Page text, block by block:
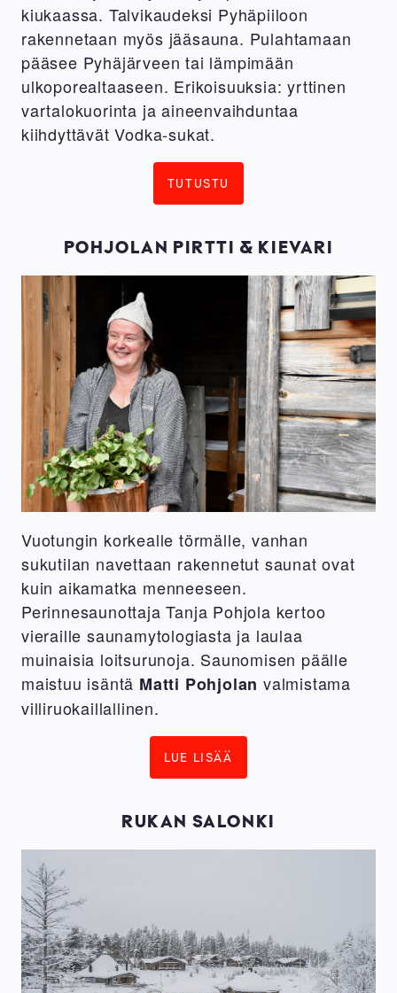
kiukaassa. Talvikaudeksi Pyhäpiiloon
rakennetaan myös jääsauna. Pulahtamaan
pääsee Pyhäjärveen tai lämpimään
ulkoporealtaaseen. Erikoisuuksia: yrttinen
vartalokuorinta ja aineenvaihduntaa
kiihdyttävät Vodka-sukat.
TUTUSTU
POHJOLAN PIRTTI & KIEVARI
Vuotungin korkealle törmälle, vanhan
sukutilan navettaan rakennetut saunat ovat
kuin aikamatka menneeseen.
Perinnesaunottaja Tanja Pohjola kertoo
vieraille saunamytologiasta ja laulaa
muinaisia loitsurunoja. Saunomisen päälle
maistuu isäntä Matti Pohjolan valmistama
villiruokaillallinen.
LUE LISÄÄ
RUKAN SALONKI